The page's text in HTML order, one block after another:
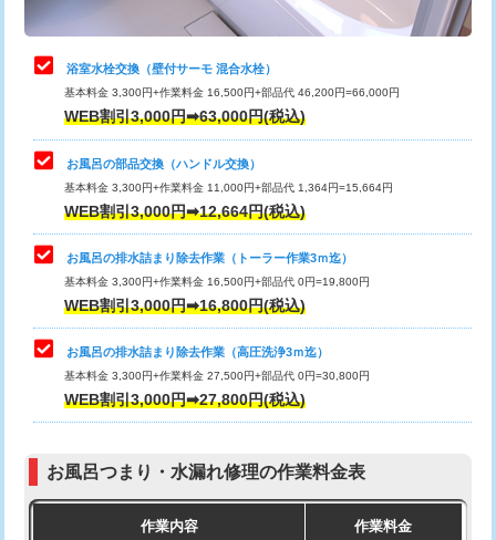
止水・漏水調査・防水処理・清掃・修
理・調整・分解・加工など（中作業）
22,000円
止水・漏水調査・防水処理・清掃・修
理・調整・分解・加工など（重作業）
33,000円
トイレタンク脱着
トイレ便器脱着
タンクレストイレ脱着 33,000円
小便器トイレ脱着
その他部品の脱着 8,800円～
交換・取付（タンク）
交換・取付（普通便座） 11,000円+材料費
交換・取付（温水洗浄便座） 16,500円+材料費
浴室水栓交換（壁付サーモ 混合水栓）
基本料金 3,300円+作業料金 16,500円+部品代 46,200円=66,000円
WEB割引3,000円➡63,000円(税込)
お風呂の部品交換（ハンドル交換）
基本料金 3,300円+作業料金 11,000円+部品代 1,364円=15,664円
WEB割引3,000円➡12,664円(税込)
お風呂の排水詰まり除去作業（トーラー作業3ｍ迄）
基本料金 3,300円+作業料金 16,500円+部品代 0円=19,800円
WEB割引3,000円➡16,800円(税込)
お風呂の排水詰まり除去作業（高圧洗浄3ｍ迄）
基本料金 3,300円+作業料金 27,500円+部品代 0円=30,800円
WEB割引3,000円➡27,800円(税込)
お風呂つまり・水漏れ修理の作業料金表
作業内容 作業料金